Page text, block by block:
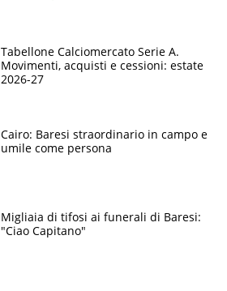
Tabellone Calciomercato Serie A.
Movimenti, acquisti e cessioni: estate
2026-27
Cairo: Baresi straordinario in campo e
umile come persona
Migliaia di tifosi ai funerali di Baresi:
"Ciao Capitano"